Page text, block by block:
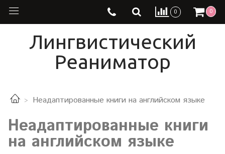
0 0
Лингвистический
Реаниматор
Неадаптированные книги на английском языке
Неадаптированные книги
на английском языке